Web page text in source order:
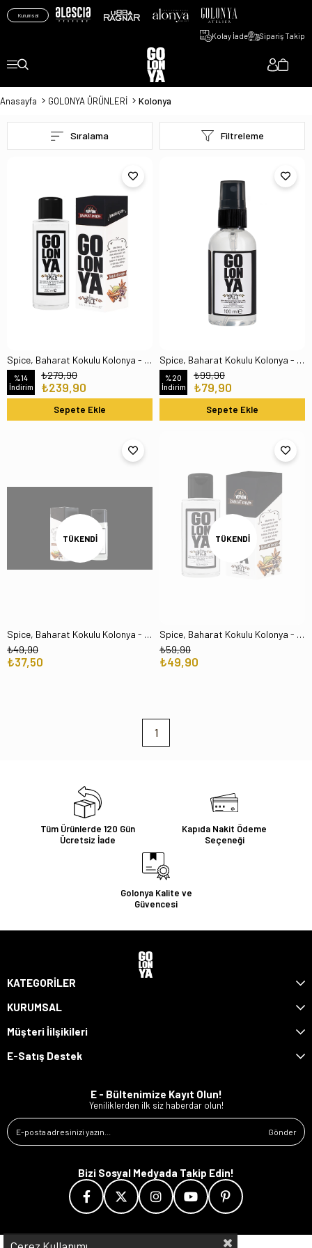
Kurumsal
Kolay İade Sipariş Takip
Anasayfa GOLONYA ÜRÜNLERİ Kolonya
Filtreleme
Sıralama
Spice, Baharat Kokulu Kolonya - 250 ml Cam Şişe
%14
İndirim
₺239,90
₺279,90
Sepete Ekle
Spice, Baharat Kokulu Kolonya - 100 ml Sprey Başlıklı Şişe
%20
İndirim
₺79,90
₺99,90
Sepete Ekle
TÜKENDI
Spice, Baharat Kokulu Kolonya - 30 ml Plastik Şişe
₺37,50
₺49,90
TÜKENDI
Spice, Baharat Kokulu Kolonya - 50 ml Plastik Şişe
₺49,90
₺59,90
1
Tüm Ürünlerde 120 Gün
Ücretsiz İade
Kapıda Nakit Ödeme
Seçeneği
Golonya Kalite ve
Güvencesi
KATEGORİLER
KURUMSAL
Müşteri İilşikileri
E-Satış Destek
E - Bültenimize Kayıt Olun!
Yeniliklerden ilk siz haberdar olun!
Gönder
Bizi Sosyal Medyada Takip Edin!